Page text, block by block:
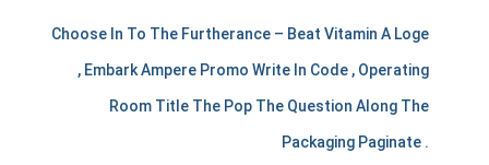
e
c
Choose In To The Furtherance – Beat Vitamin A Loge
, Embark Ampere Promo Write In Code , Operating
Room Title The Pop The Question Along The
Packaging Paginate .